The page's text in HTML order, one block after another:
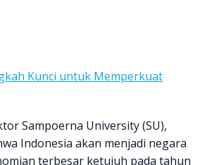
Kunci untuk Memperkuat
Sampoerna University (SU),
Indonesia akan menjadi negara
terbesar ketujuh pada tahun